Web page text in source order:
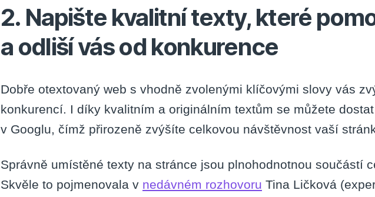
2. Napište kvalitní texty, které
a odliší vás od konkurence
Dobře otextovaný web s vhodně zvolenými klíčovými slovy vás
konkurencí. I díky kvalitním a originálním textům se můžete
v Googlu, čímž přirozeně zvýšíte celkovou návštěvnost vaší
Správně umístěné texty na stránce jsou plnohodnotnou součástí
Skvěle to pojmenovala v nedávném rozhovoru Tina Ličková